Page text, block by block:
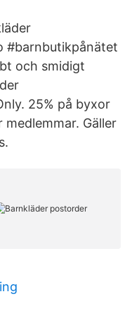
#barnbutikpånätet
och smidigt
25% på byxor
Gäller